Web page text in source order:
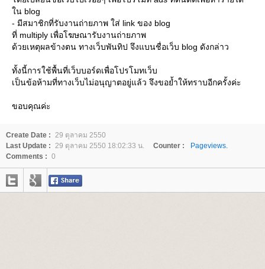
น blog
- มีสมาชิกที่รับงานถ่ายภาพ ใส่ link ของ blog
ที่ multiply เพื่อโฆษณารับงานถ่ายภาพ
ด้วยเหตุผลข้างตน ทางเว็บพันทิป จึงแบนชื่อเว็บ blog ดังกล่าว
ทั้งนี้การใช้พื้นที่เว็บบอร์ดเพื่อโปรโมทเว็บ
เป็นข้อห้ามที่ทางเว็บไม่อนุญาตอยู่แล้ว จึงขอย้ำให้ทราบอีกครั้งค่ะ
ขอบคุณค่ะ
Create Date : 29 ตุลาคม 2550
Last Update : 29 ตุลาคม 2550 18:02:33 น. Counter :
Pageviews.
Comments : 0